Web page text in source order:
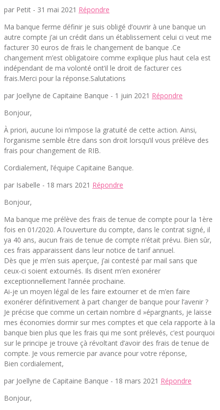
par Petit - 31 mai 2021 Répondre
Ma banque ferme définir je suis obligé d’ouvrir à une banque un
autre compte j’ai un crédit dans un établissement celui ci veut me
facturer 30 euros de frais le changement de banque .Ce
changement m’est obligatoire comme explique plus haut cela est
indépendant de ma volonté ont’il le droit de facturer ces
frais.Merci pour la réponse.Salutations
par Joellyne de Capitaine Banque - 1 juin 2021 Répondre
Bonjour,
À priori, aucune loi n’impose la gratuité de cette action. Ainsi,
l’organisme semble être dans son droit lorsqu’il vous prélève des
frais pour changement de RIB.
Cordialement, l’équipe Capitaine Banque.
par Isabelle - 18 mars 2021 Répondre
Bonjour,
Ma banque me prélève des frais de tenue de compte pour la 1ère
fois en 01/2020. A l’ouverture du compte, dans le contrat signé, il
ya 40 ans, aucun frais de tenue de compte n’était prévu. Bien sûr,
ces frais apparaissent dans leur notice de tarif annuel.
Dès que je m’en suis aperçue, j’ai contesté par mail sans que
ceux-ci soient extournés. Ils disent m’en exonérer
exceptionnellement l’année prochaine.
Ai-je un moyen légal de les faire extourner et de m’en faire
exonérer définitivement à part changer de banque pour l’avenir ?
Je précise que comme un certain nombre d »épargnants, je laisse
mes économies dormir sur mes comptes et que cela rapporte à la
banque bien plus que les frais qui me sont prélevés, c’est pourquoi
sur le principe je trouve çà révoltant d’avoir des frais de tenue de
compte. Je vous remercie par avance pour votre réponse,
Bien cordialement,
par Joellyne de Capitaine Banque - 18 mars 2021 Répondre
Bonjour,